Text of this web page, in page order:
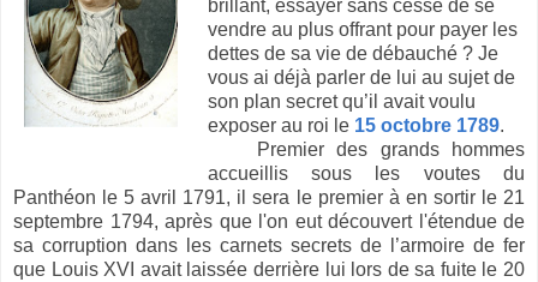
brillant, essayer sans cesse de se
vendre au plus offrant pour payer les
dettes de sa vie de débauché ? Je
vous ai déjà parler de lui au sujet de
son plan secret qu’il avait voulu
exposer au roi le 15 octobre 1789.
Premier des grands hommes
accueillis sous les voutes du
Panthéon le 5 avril 1791, il sera le premier à en sortir le 21
septembre 1794, après que l'on eut découvert l'étendue de
sa corruption dans les carnets secrets de l’armoire de fer
que Louis XVI avait laissée derrière lui lors de sa fuite le 20